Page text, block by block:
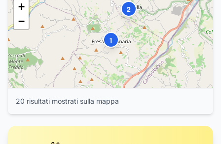
1
2
3
6
7 9
+
−
20 risultati mostrati sulla mappa